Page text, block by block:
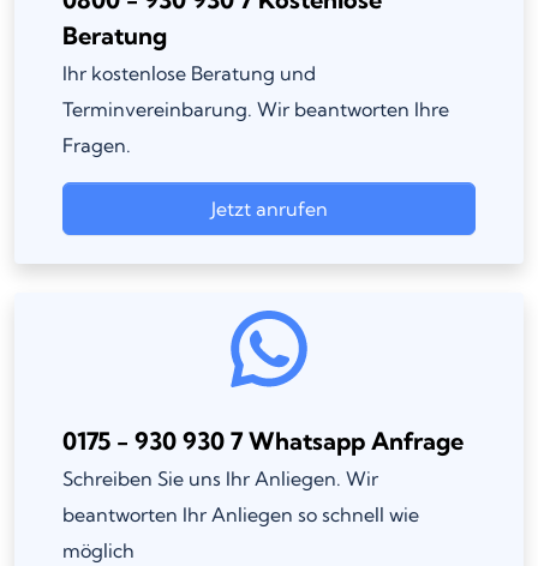
Beratung
Ihr kostenlose Beratung und
Terminvereinbarung. Wir beantworten Ihre
Fragen.
Jetzt anrufen
0175 - 930 930 7 Whatsapp Anfrage
Schreiben Sie uns Ihr Anliegen. Wir
beantworten Ihr Anliegen so schnell wie
möglich